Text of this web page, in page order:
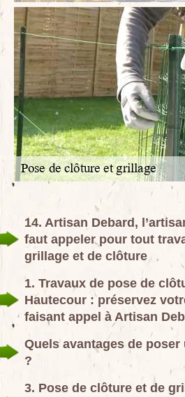
14. Artisan Debard,
faut appeler pour tout
grillage et de clôture
1. Travaux de pose de
Hautecour : préservez
faisant appel à Artisan
Quels avantages de
?
3. Pose de clôture et de